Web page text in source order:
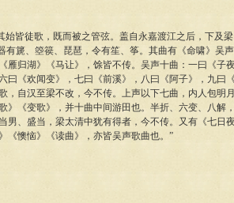
皆徒歌，既而被之管弦。盖自永嘉渡江之后，下及梁
篪、箜篌、琵琶，令有笙、筝。其曲有《命啸》吴
归湖》《马让》，馀皆不传。吴声十曲：一曰《子夜
曰《欢闻变》，七曰《前溪》，八曰《阿子》，九曰
，自汉至梁不改，今不传。上声以下七曲，内人包明
》《变歌》，并十曲中间游田也。半折、六变、八解
、盛当，梁太清中犹有得者，今不传。又有《七日夜
《懊恼》《读曲》，亦皆吴声歌曲也。”